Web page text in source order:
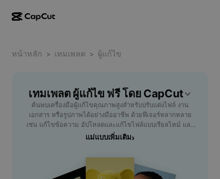
CapCut บนเดสก์ท็อป
CapCut Pad
CapCut บนมือถือ
สตูดิโอวิดีโอ
ตัวสร้างวิดีโอ AI
Dreamina Seedance 2.5
เครื่องมือสร้างและแก้ไขวิดีโอ
เครื่องมือสร้างและแก้ไขรูปภาพ
เครื่องมือสร้างและแก้ไขเสียงพูด
แม่แบบโซเชียลมีเดีย
อื่นๆ
โครงการริเริ่ม
พันธมิตร
โปรแกรมพันธมิตรเพื่อการสร้างสรรค์
หน้าหลัก > เทมเพลต > ผู้แก้ไข
เทมเพลต ผู้แก้ไข ฟรี โดย CapCut
ค้นพบเครื่องมือผู้แก้ไขคุณภาพสูงสำหรับปรับแต่งไฟล์ งาน
เอกสาร หรือรูปภาพได้อย่างมืออาชีพ ด้วยฟีเจอร์หลากหลาย
เช่น แก้ไขข้อความ อัปโหลดและแก้ไขไฟล์แบบเรียลไทม์ และ
การจัดรูปแบบที่ง่ายดาย เหมาะสำหรับนักเรียน พนักงานออฟฟิศ
คุณจะต้องการแก้ไขเอกสาร เพิ่มลูกเล่นในรูปภาพ หรือจัดการ
ไฟล์อย่างรวดเร็ว ผู้แก้ไขของเราจะช่วยให้การทำงานราบรื่น
แม่แบบเพิ่มเติม›